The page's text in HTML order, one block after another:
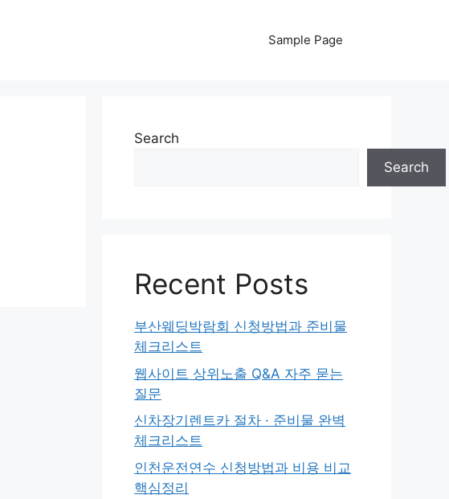
Sample Page
Search
Search
Recent Posts
부산웨딩박람회 신청방법과 준비물
체크리스트
웹사이트 상위노출 Q&A 자주 묻는
질문
신차장기렌트카 절차 · 준비물 완벽
체크리스트
인천운전연수 신청방법과 비용 비교
핵심정리